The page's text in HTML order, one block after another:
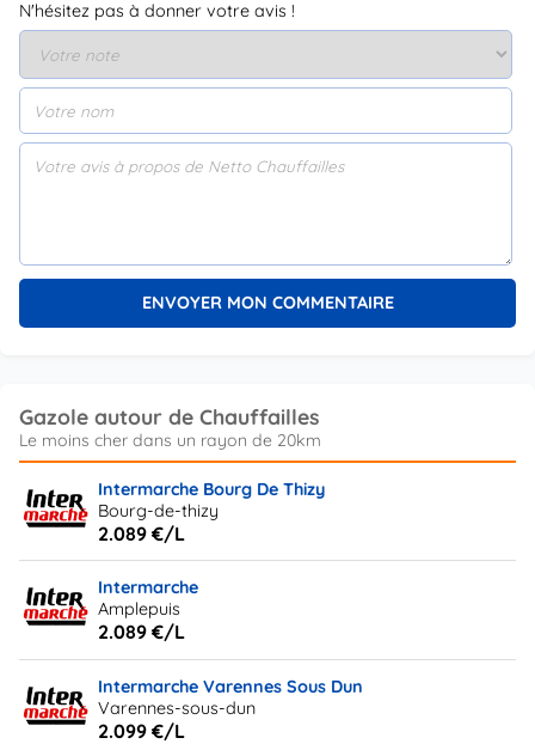
N'hésitez pas à donner votre avis !
Gazole autour de Chauffailles
Intermarche Bourg De Thizy
Bourg-de-thizy
2.089 €/L
Intermarche
Amplepuis
2.089 €/L
Intermarche Varennes Sous Dun
Varennes-sous-dun
2.099 €/L